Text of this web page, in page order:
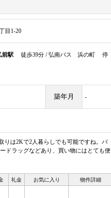
目1-20
前駅 徒歩39分 / 弘南バス 浜の町 停
築年月 -
りは2Kで2人暮らしでも可能ですね。バ
ドラッグなどあり、買い物にはとても便
礼金 お気に入り 物件詳細